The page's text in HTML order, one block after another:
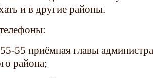
и в другие районы.
55 приёмная главы
района;